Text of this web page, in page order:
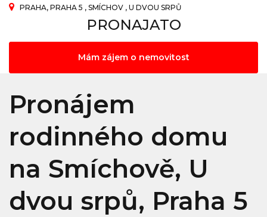
PRAHA, PRAHA 5 , SMÍCHOV , U DVOU SRPŮ
PRONAJATO
Mám zájem o nemovitost
Pronájem
rodinného domu
na Smíchově, U
dvou srpů, Praha 5